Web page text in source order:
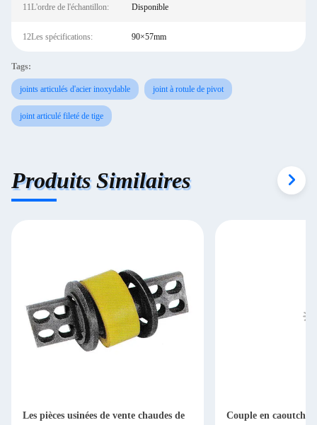
11L'ordre de l'échantillon: Disponible
12Les spécifications: 90×57mm
Tags:
joints articulés d'acier inoxydable joint à rotule de pivot
joint articulé fileté de tige
Produits Similaires
Les pièces usinées de vente chaudes de
Couple en